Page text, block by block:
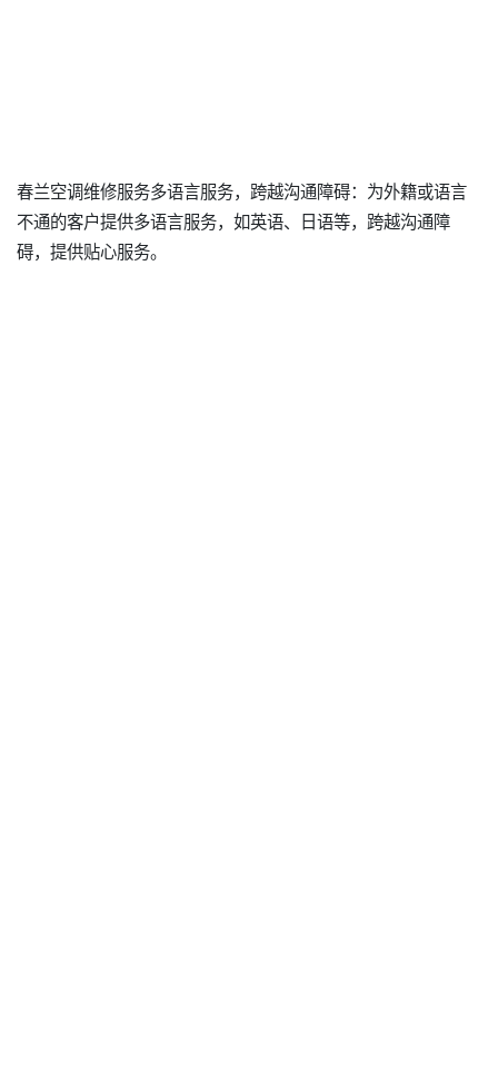
春兰空调维修服务多语言服务，跨越沟通障碍：为外籍或语言
不通的客户提供多语言服务，如英语、日语等，跨越沟通障
碍，提供贴心服务。